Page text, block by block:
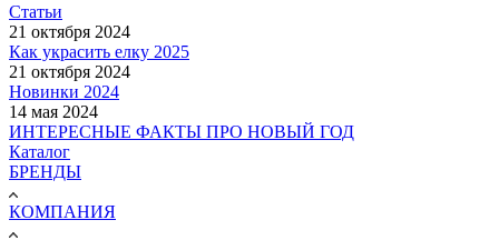
Статьи
21 октября 2024
Как украсить елку 2025
21 октября 2024
Новинки 2024
14 мая 2024
ИНТЕРЕСНЫЕ ФАКТЫ ПРО НОВЫЙ ГОД
Каталог
БРЕНДЫ
КОМПАНИЯ